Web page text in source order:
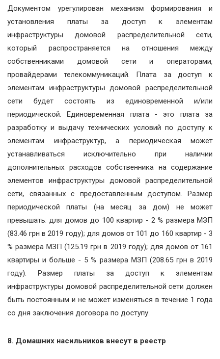
Документом урегулирован механизм формирования и
установления платы за доступ к элементам
инфраструктуры домовой распределительной сети,
который распространяется на отношения между
собственниками домовой сети и операторами,
провайдерами телекоммуникаций. Плата за доступ к
элементам инфраструктуры домовой распределительной
сети будет состоять из единовременной и/или
периодической. Единовременная плата - это плата за
разработку и выдачу технических условий по доступу к
элементам инфраструктур, а периодическая может
устанавливаться исключительно при наличии
дополнительных расходов собственника на содержание
элементов инфраструктуры домовой распределительной
сети, связанных с предоставленным доступом. Размер
периодической платы (на месяц за дом) не может
превышать: для домов до 100 квартир - 2 % размера МЗП
(83.46 грн в 2019 году); для домов от 101 до 160 квартир - 3
% размера МЗП (125.19 грн в 2019 году); для домов от 161
квартиры и больше - 5 % размера МЗП (208.65 грн в 2019
году). Размер платы за доступ к элементам
инфраструктуры домовой распределительной сети должен
быть постоянным и не может изменяться в течение 1 года
со дня заключения договора по доступу.
8. Домашних насильников внесут в реестр